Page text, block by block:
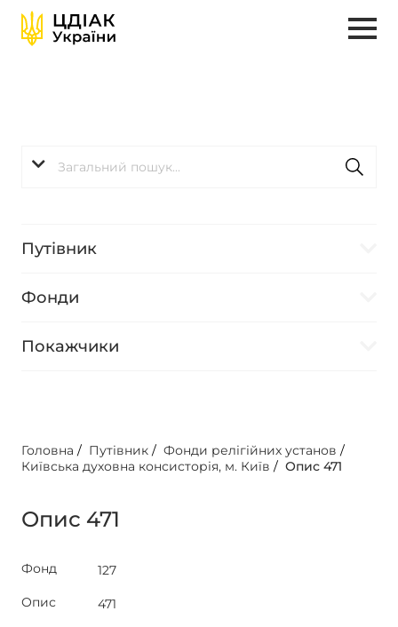
Путівник
Фонди
Покажчики
Головна / Путівник / Фонди релігійних установ /
Київська духовна консисторія, м. Київ / Опис 471
Опис 471
Фонд
127
Опис
471